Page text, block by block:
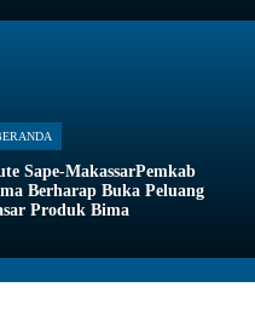
Sape-MakassarPemkab
Berharap Buka Peluang
Produk Bima